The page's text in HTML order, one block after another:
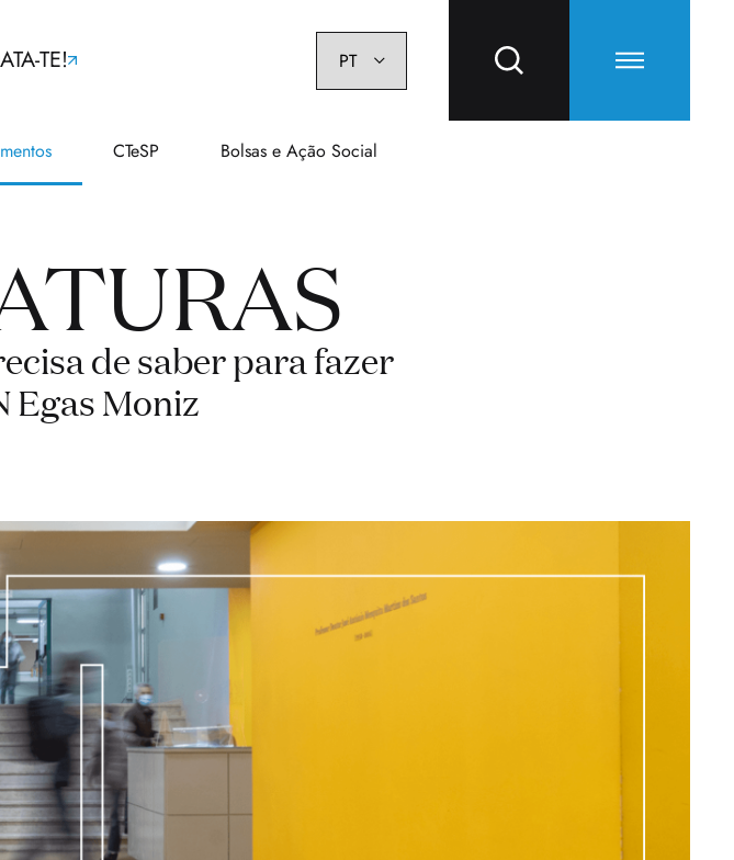
TE!
CTeSP Bolsas e Ação Social
de saber para fazer
Egas Moniz